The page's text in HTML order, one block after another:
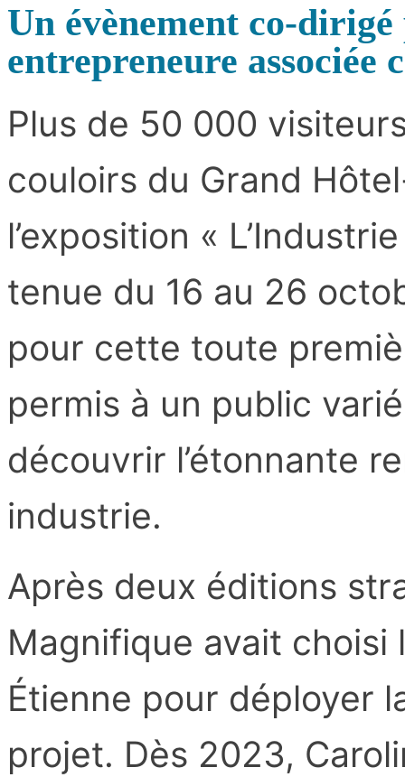
Un évènement co-
entrepreneure associée
Plus de 50 000
couloirs du Grand
l’exposition «
tenue du 16 au 26
pour cette toute
permis à un public
découvrir l’étonnante
industrie.
Après deux éditions
Magnifique avait
Étienne pour déployer
projet. Dès 2023,